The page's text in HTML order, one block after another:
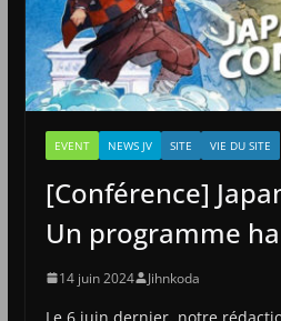
EVENT NEWS JV SITE VIE DU SITE
[Conférence]
Un programme
14 juin 2024 Jihnkoda